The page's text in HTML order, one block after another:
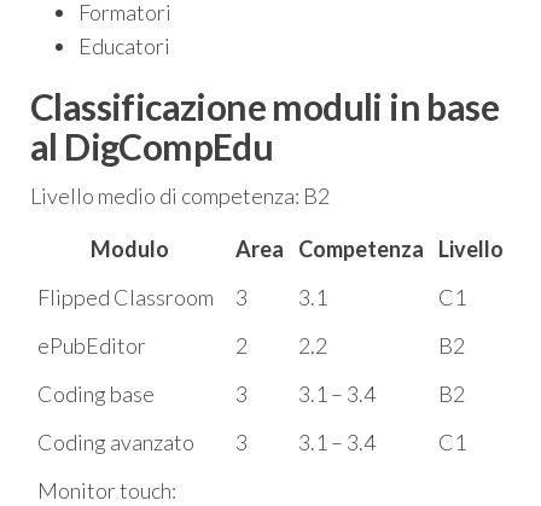
Formatori
Educatori
Classificazione moduli in base
al DigCompEdu
Livello medio di competenza: B2
Modulo
Area Competenza
Livello
Flipped Classroom
3 3.1
C1
ePubEditor
2 2.2
B2
Coding base
3 3.1 – 3.4
B2
Coding avanzato
3 3.1 – 3.4
C1
Monitor touch: